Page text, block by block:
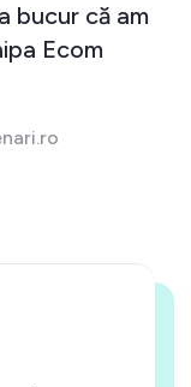
bucur că am
Ecom